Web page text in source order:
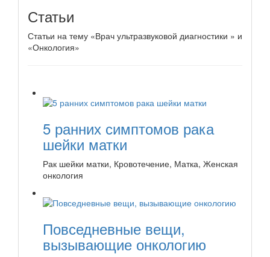
Статьи
Статьи на тему «Врач ультразвуковой диагностики » и
«Онкология»
5 ранних симптомов рака
шейки матки
Рак шейки матки, Кровотечение, Матка, Женская
онкология
Повседневные вещи,
вызывающие онкологию